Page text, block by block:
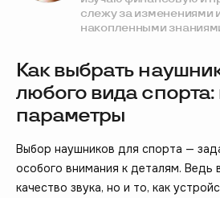
Как выбрать
любого вида
параметры
Выбор наушников для спорта —
особого внимания к деталям. Ведь
качество звука, но и то, как
слежу за изменениями
накопленными